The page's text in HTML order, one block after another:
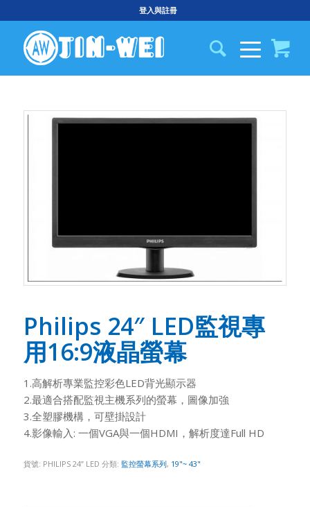
登入與註冊
Philips 24″ LED監視專
用16:9液晶螢幕
1.高解析專業監控彩色LED背光顯示器
2.最適合搭配監視主機系列的螢幕，圖像加強
3.全塑膠機構，可壁掛設計
4.影像輸入: 一個VGA與一個HDMI，解析度達Full HD
貨號: PHILIPS 24” LED 分類: 監控螢幕系列, 19"~ 43"